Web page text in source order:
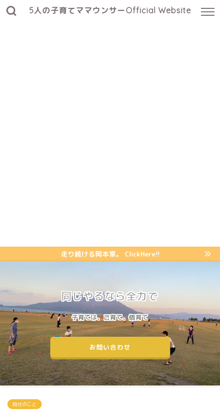
5人の子育てママウンサーOfficial Website
走り続ける岡本家。 ClickHere!!
同じやるなら全力で
子育ては、己育て、個育て
お問い合わせ
自分のこと